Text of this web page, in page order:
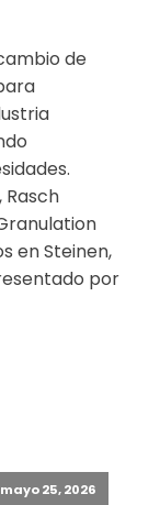
de
en Steinen,
por
mayo 25, 2026